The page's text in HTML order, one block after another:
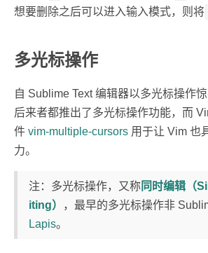
想要删除之后可以进入输入模式，则将
多光标操作
自 Sublime Text 编辑器以多光标操作
后来者都推出了多光标操作功能，而
件 vim-multiple-cursors 用于让 Vim 也
力。
注：多光标操作，又称 同时编辑（
iting）
，最早的多光标操作非
Lapis。